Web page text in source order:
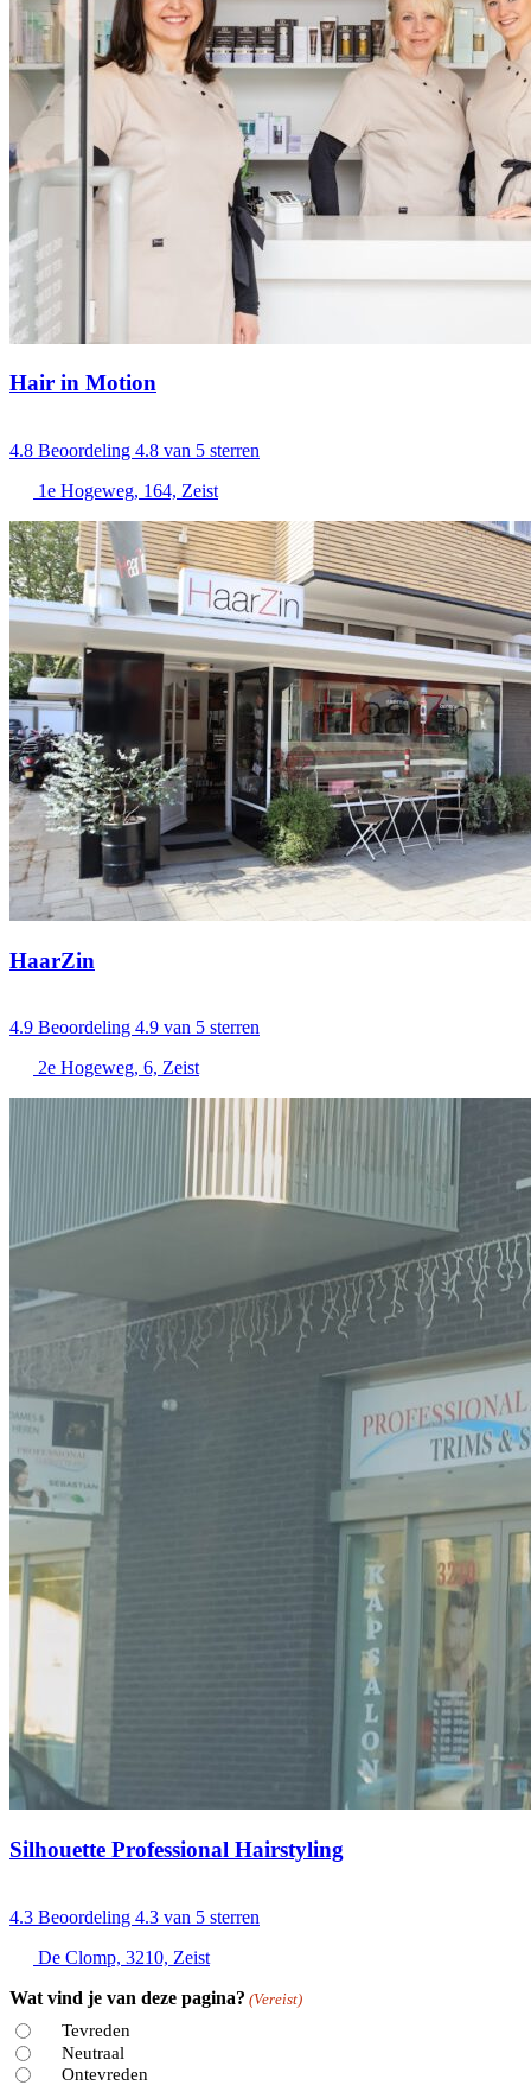
Hair in Motion
4.8 Beoordeling 4.8 van 5 sterren
1e Hogeweg, 164, Zeist
HaarZin
4.9 Beoordeling 4.9 van 5 sterren
2e Hogeweg, 6, Zeist
Silhouette Professional Hairstyling
4.3 Beoordeling 4.3 van 5 sterren
De Clomp, 3210, Zeist
Wat vind je van deze pagina? (Vereist)
Tevreden
Neutraal
Ontevreden